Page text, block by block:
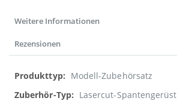
Weitere Informationen
Rezensionen
Weitere
Informationen
Modell-Zubehörsatz
Lasercut-Spantengerüst